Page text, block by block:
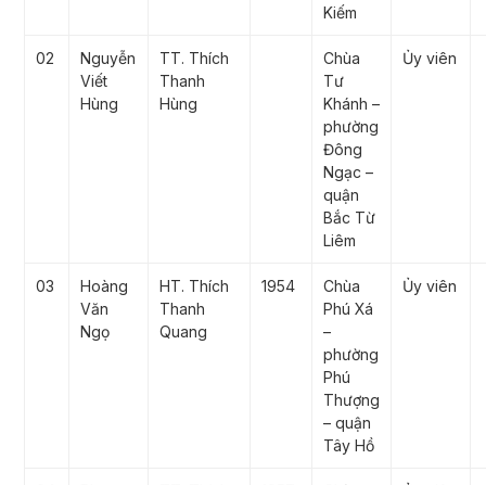
Kiếm
02
Nguyễn
Viết
Hùng
TT. Thích
Thanh
Hùng
Chùa
Tư
Khánh –
phường
Đông
Ngạc –
quận
Bắc Từ
Liêm
Ủy viên
03
Hoàng
Văn
Ngọ
HT. Thích
Thanh
Quang
1954
Chùa
Phú Xá
–
phường
Phú
Thượng
– quận
Tây Hồ
Ủy viên